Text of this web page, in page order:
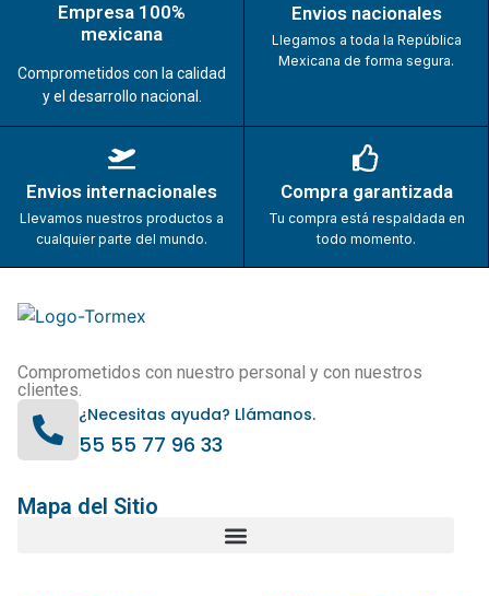
Empresa 100%
mexicana
Comprometidos con la calidad
y el desarrollo nacional.
Envios nacionales
Llegamos a toda la República
Mexicana de forma segura.
Envios internacionales
Llevamos nuestros productos a
cualquier parte del mundo.
Compra garantizada
Tu compra está respaldada en
todo momento.
Comprometidos con nuestro personal y con nuestros
clientes.
¿Necesitas ayuda? Llámanos.
55 55 77 96 33
Mapa del Sitio